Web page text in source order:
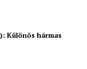
Különös hármas